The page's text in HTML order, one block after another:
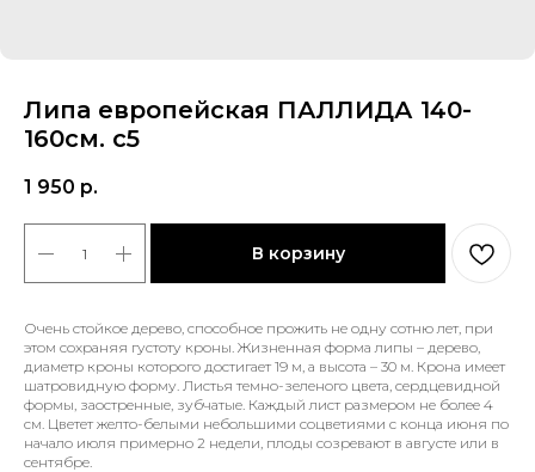
Липа европейская ПАЛЛИДА 140-
160см. с5
1 950 р.
В корзину
Очень стойкое дерево, способное прожить не одну сотню лет, при
этом сохраняя густоту кроны. Жизненная форма липы – дерево,
диаметр кроны которого достигает 19 м, а высота – 30 м. Крона имеет
шатровидную форму. Листья темно-зеленого цвета, сердцевидной
формы, заостренные, зубчатые. Каждый лист размером не более 4
см. Цветет желто-белыми небольшими соцветиями с конца июня по
начало июля примерно 2 недели, плоды созревают в августе или в
сентябре.